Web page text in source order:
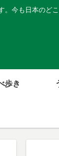
今も日本のど
歩き